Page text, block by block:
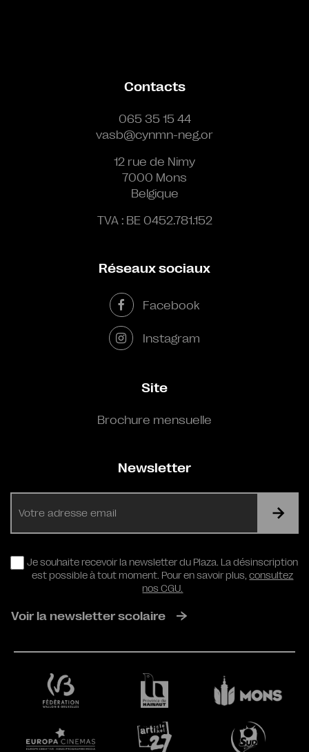
Contacts
065 35 15 44
vasb@cynmn-neg.or
12 rue de Nimy
7000 Mons
Belgique
TVA : BE 0452.781.152
Réseaux sociaux
Facebook
Instagram
Site
Brochure mensuelle
Newsletter
RGPD
Je souhaite recevoir la newsletter du Plaza. La désinscription
est possible à tout moment. Pour en savoir plus,consultez
nos CGU.
Voir la newsletter scolaire